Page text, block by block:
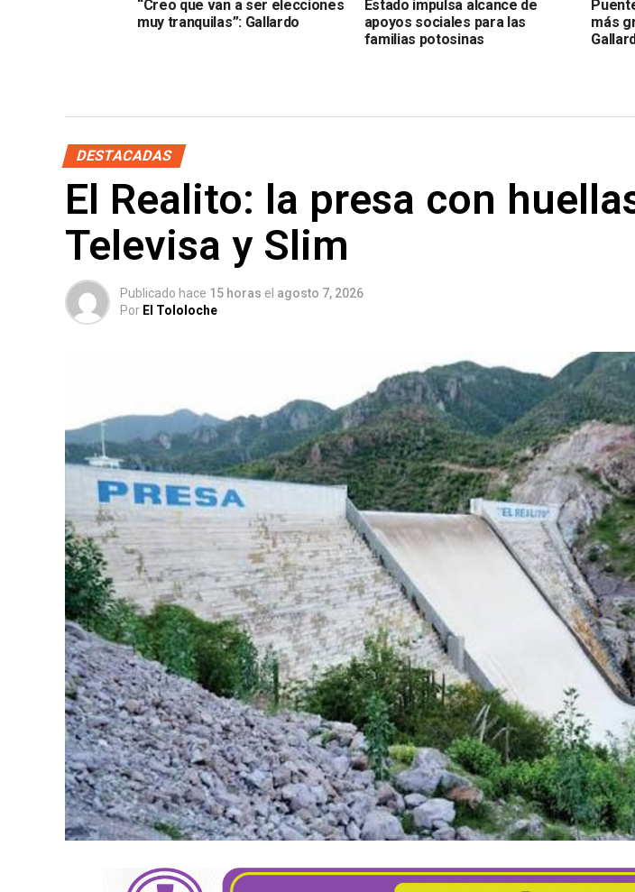
“Creo que van a ser elecciones
muy tranquilas”: Gallardo
Estado impulsa alcance de
apoyos sociales para las
familias potosinas
más
DESTACADAS
El Realito: la presa con
Televisa y Slim
Publicado hace 15 horas el agosto 7, 2026
Por El Tololoche